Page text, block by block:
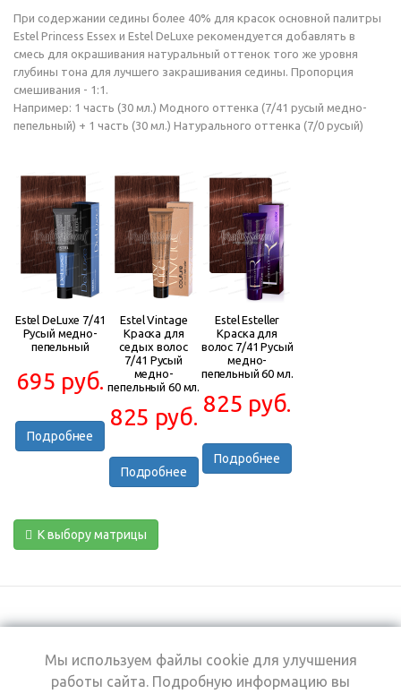
При содержании седины более 40% для красок основной палитры
Estel Princess Essex и Estel DeLuxe рекомендуется добавлять в
смесь для окрашивания натуральный оттенок того же уровня
глубины тона для лучшего закрашивания седины. Пропорция
смешивания - 1:1.
Например: 1 часть (30 мл.) Модного оттенка (7/41 русый медно-
пепельный) + 1 часть (30 мл.) Натурального оттенка (7/0 русый)
Estel DeLuxe 7/41
Русый медно-
пепельный
695 руб.
Подробнее
Estel Vintage
Краска для
седых волос
7/41 Русый
медно-
пепельный 60 мл.
825 руб.
Подробнее
Estel Esteller
Краска для
волос 7/41 Русый
медно-
пепельный 60 мл.
825 руб.
Подробнее
К выбору матрицы
+7 (495) 969-0950
Мы используем файлы cookie для улучшения
работы сайта. Подробную информацию вы